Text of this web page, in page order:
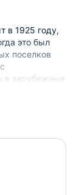
в 1925 году,
это был
поселков
в зарубежные
1993
на-Дону».
одним из
округа
и
суда